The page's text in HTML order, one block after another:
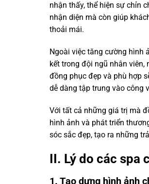
nhận thấy, thể hiện sự chỉn
nhận diện mà còn giúp
thoải mái.
Ngoài việc tăng cường hình
kết trong đội ngũ nhân
đồng phục đẹp và phù hợp
dễ dàng tập trung vào công
Với tất cả những giá trị mà
hình ảnh và phát triển
sóc sắc đẹp, tạo ra những
II. Lý do các spa
1. Tạo dựng hình ảnh